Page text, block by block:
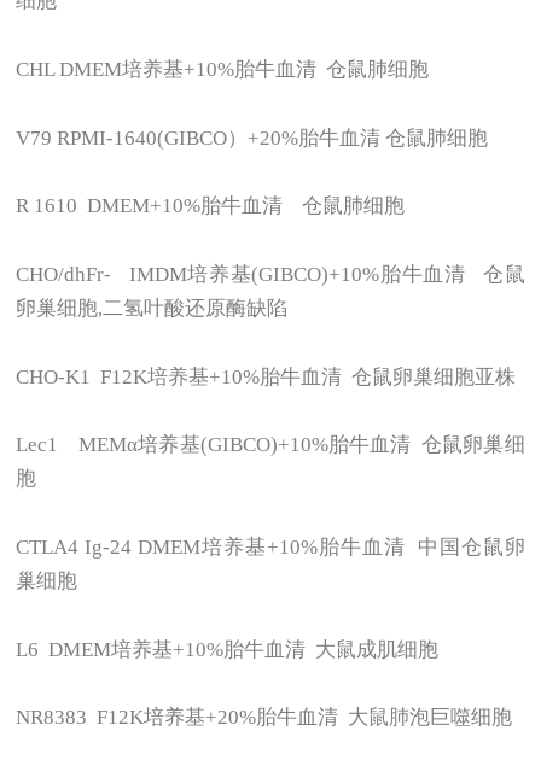
CHL DMEM培养基+10%胎牛血清 仓鼠肺细胞
V79 RPMI-1640(GIBCO）+20%胎牛血清 仓鼠肺细胞
R 1610 DMEM+10%胎牛血清 仓鼠肺细胞
CHO/dhFr- IMDM培养基(GIBCO)+10%胎牛血清 仓鼠
卵巢细胞,二氢叶酸还原酶缺陷
CHO-K1 F12K培养基+10%胎牛血清 仓鼠卵巢细胞亚株
Lec1 MEMα培养基(GIBCO)+10%胎牛血清 仓鼠卵巢细
胞
CTLA4 Ig-24 DMEM培养基+10%胎牛血清 中国仓鼠卵
巢细胞
L6 DMEM培养基+10%胎牛血清 大鼠成肌细胞
NR8383 F12K培养基+20%胎牛血清 大鼠肺泡巨噬细胞